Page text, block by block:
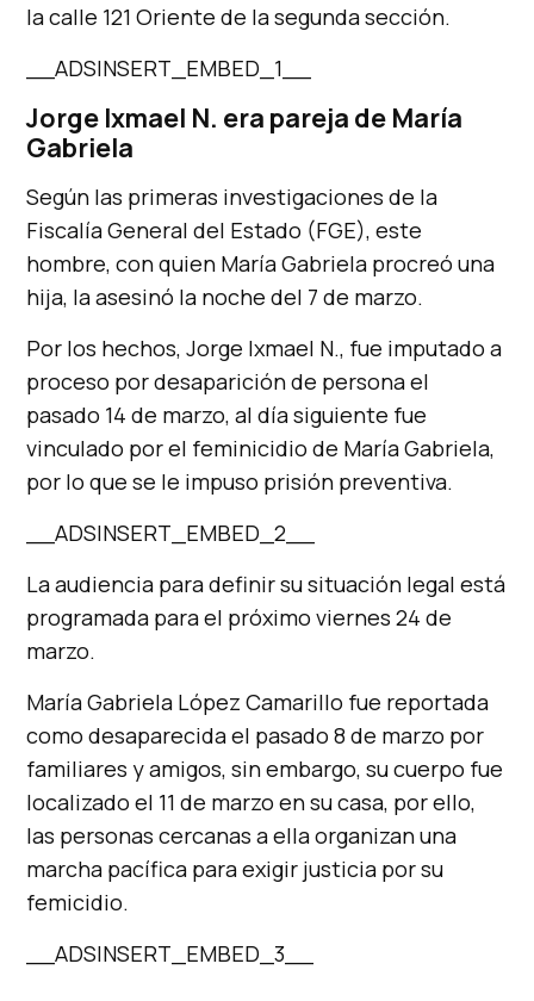
la calle 121 Oriente de la segunda sección.
__ADSINSERT_EMBED_1__
Jorge Ixmael N. era pareja de María
Gabriela
Según las primeras investigaciones de la
Fiscalía General del Estado (FGE), este
hombre, con quien María Gabriela procreó una
hija, la asesinó la noche del 7 de marzo.
Por los hechos, Jorge Ixmael N., fue imputado a
proceso por desaparición de persona el
pasado 14 de marzo, al día siguiente fue
vinculado por el feminicidio de María Gabriela,
por lo que se le impuso prisión preventiva.
__ADSINSERT_EMBED_2__
La audiencia para definir su situación legal está
programada para el próximo viernes 24 de
marzo.
María Gabriela López Camarillo fue reportada
como desaparecida el pasado 8 de marzo por
familiares y amigos, sin embargo, su cuerpo fue
localizado el 11 de marzo en su casa, por ello,
las personas cercanas a ella organizan una
marcha pacífica para exigir justicia por su
femicidio.
__ADSINSERT_EMBED_3__